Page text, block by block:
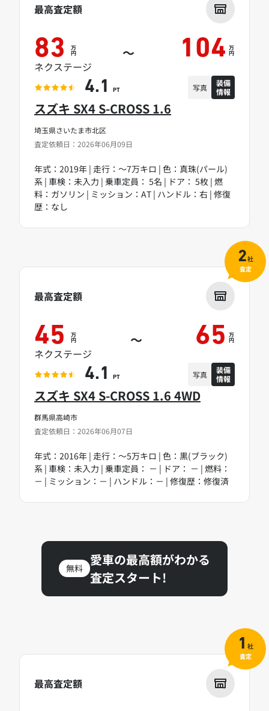
埼玉県さいたま市北区
査定依頼日：2026年06月09日
スズキ SX4 S-CROSS 1.6
年式：2019年 | 走行：～7万キロ | 色：真珠(パール)
系 | 車検：未入力 | 乗車定員： 5名 | ドア： 5枚 | 燃
料：ガソリン | ミッション：AT | ハンドル：右 | 修復
歴：なし
最高査定額
83 万
円 ～ 104 万
円
ネクステージ
4.1 PT 写真
装備
情報
群馬県高崎市
査定依頼日：2026年06月07日
スズキ SX4 S-CROSS 1.6 4WD
年式：2016年 | 走行：～5万キロ | 色：黒(ブラック)
系 | 車検：未入力 | 乗車定員： － | ドア： － | 燃料：
－ | ミッション：－ | ハンドル：－ | 修復歴：修復済
最高査定額
45 万
円 ～ 65 万
円
ネクステージ
4.1 PT 写真
装備
情報
2社
査定
無料
愛車の最高額がわかる
査定スタート!
最高査定額
1 社
査定